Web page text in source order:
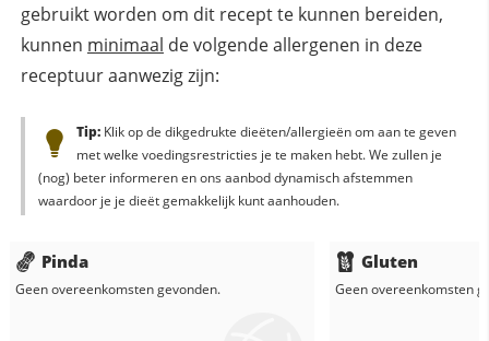
gebruikt worden om dit recept te kunnen bereiden,
kunnen minimaal de volgende allergenen in deze
receptuur aanwezig zijn:
Tip:Klik op de dikgedrukte dieëten/allergieën om aan te geven
met welke voedingsrestricties je te maken hebt. We zullen je
(nog) beter informeren en ons aanbod dynamisch afstemmen
waardoor je je dieët gemakkelijk kunt aanhouden.
Pinda
Geen overeenkomsten gevonden.
Gluten
Geen overeenkomsten